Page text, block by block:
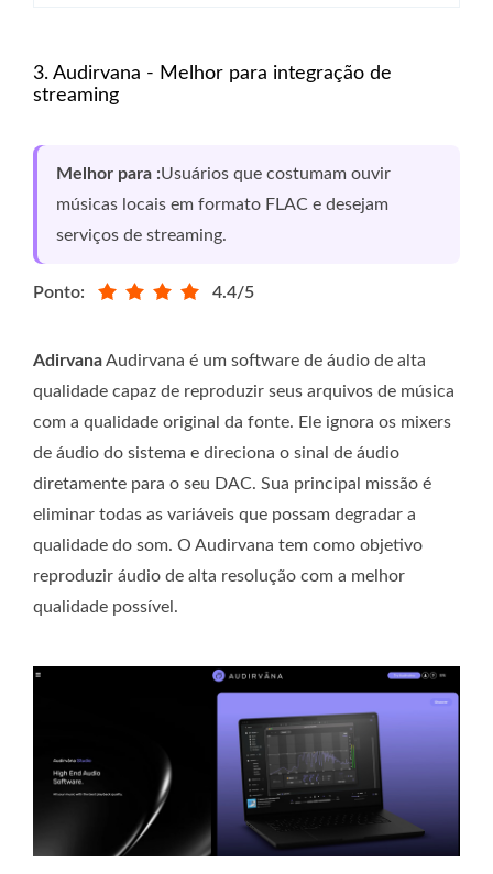
3. Audirvana - Melhor para integração de
streaming
Melhor para :Usuários que costumam ouvir
músicas locais em formato FLAC e desejam
serviços de streaming.
Ponto: 4.4/5
AdirvanaAudirvana é um software de áudio de alta
qualidade capaz de reproduzir seus arquivos de música
com a qualidade original da fonte. Ele ignora os mixers
de áudio do sistema e direciona o sinal de áudio
diretamente para o seu DAC. Sua principal missão é
eliminar todas as variáveis ​​que possam degradar a
qualidade do som. O Audirvana tem como objetivo
reproduzir áudio de alta resolução com a melhor
qualidade possível.